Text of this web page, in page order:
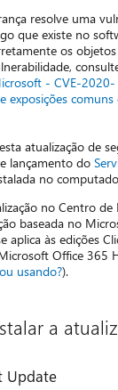
resolve uma
que existe no
os
- CVE-2020-
exposições
atualização de
lançamento do
no
no Centro
baseada no
aplica às edições
Office 365
usando?).
a
Update